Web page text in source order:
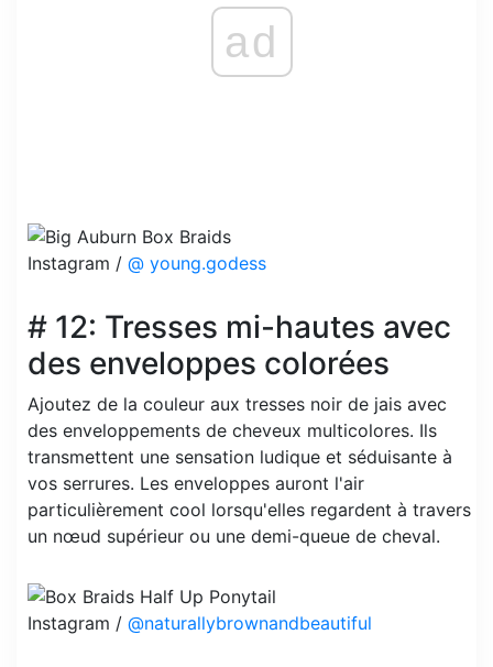
ad
Instagram / @ young.godess
# 12: Tresses mi-hautes avec
des enveloppes colorées
Ajoutez de la couleur aux tresses noir de jais avec
des enveloppements de cheveux multicolores. Ils
transmettent une sensation ludique et séduisante à
vos serrures. Les enveloppes auront l'air
particulièrement cool lorsqu'elles regardent à travers
un nœud supérieur ou une demi-queue de cheval.
Instagram / @naturallybrownandbeautiful